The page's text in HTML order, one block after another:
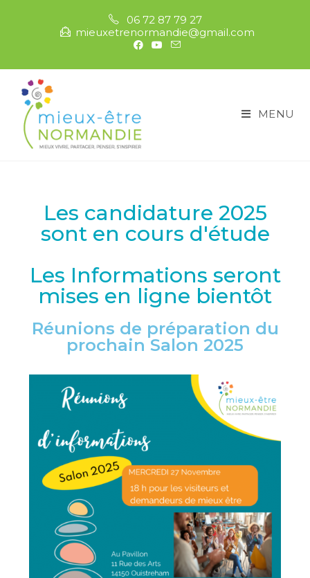
06 72 87 79 27
mieuxetrenormandie@gmail.com
MENU
Les candidature 2025
sont en cours d'étude
Les Informations seront
mises en ligne bientôt
Réunions de préparation du
prochain Salon 2025